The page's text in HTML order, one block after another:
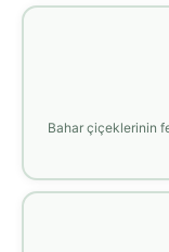
Bahar çiçeklerinin